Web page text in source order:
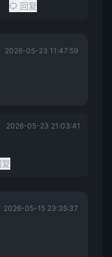
回复
2026-05-23 11:47:59
2026-05-23 21:03:41
复
2026-05-15 23:35:37